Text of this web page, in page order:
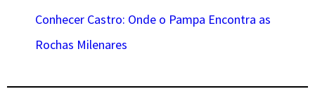
Conhecer Castro: Onde o Pampa Encontra as
Rochas Milenares